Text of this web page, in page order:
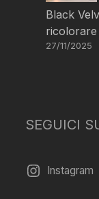
Black
ricolorare
27/11/2025
SEGUICI
Instagram